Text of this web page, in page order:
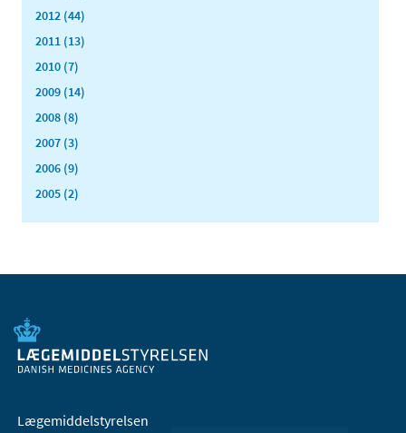
2012 (44)
2011 (13)
2010 (7)
2009 (14)
2008 (8)
2007 (3)
2006 (9)
2005 (2)
Lægemiddelstyrelsen